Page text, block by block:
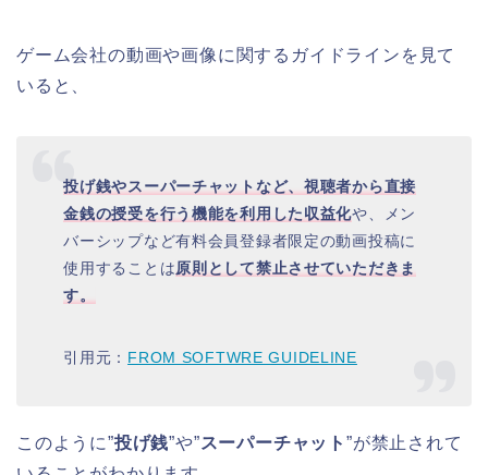
ゲーム会社の動画や画像に関するガイドラインを見て
いると、
投げ銭やスーパーチャットなど、視聴者から直接
金銭の授受を行う機能を利用した収益化や、メン
バーシップなど有料会員登録者限定の動画投稿に
使用することは原則として禁止させていただきま
す。
引用元： FROM SOFTWRE GUIDELINE
このように”投げ銭”や”スーパーチャット”が禁止されて